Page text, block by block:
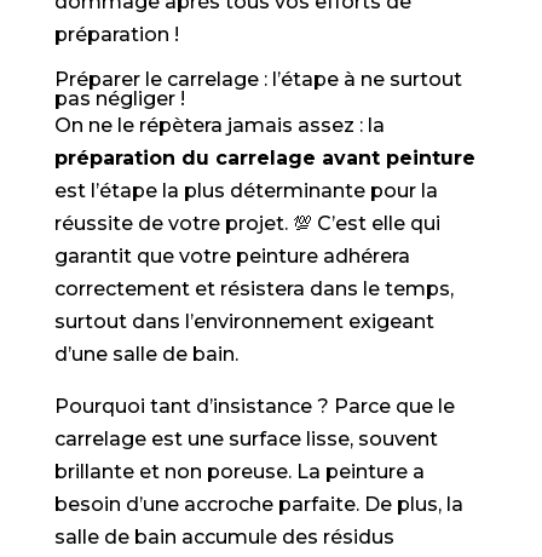
préparation !
Préparer le carrelage : l’étape à ne surtout
pas négliger !
On ne le répètera jamais assez : la
préparation du carrelage avant peinture
est l’étape la plus déterminante pour la
réussite de votre projet. 💯 C’est elle qui
garantit que votre peinture adhérera
correctement et résistera dans le temps,
surtout dans l’environnement exigeant
d’une salle de bain.
Pourquoi tant d’insistance ? Parce que le
carrelage est une surface lisse, souvent
brillante et non poreuse. La peinture a
besoin d’une accroche parfaite. De plus, la
salle de bain accumule des résidus